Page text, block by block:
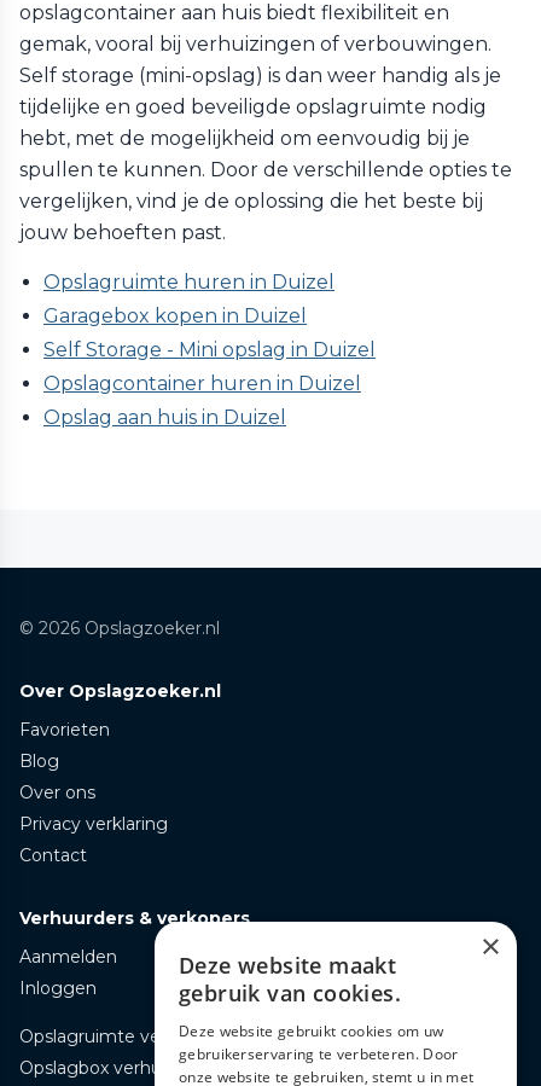
opslagcontainer aan huis biedt flexibiliteit en
gemak, vooral bij verhuizingen of verbouwingen.
Self storage (mini-opslag) is dan weer handig als je
tijdelijke en goed beveiligde opslagruimte nodig
hebt, met de mogelijkheid om eenvoudig bij je
spullen te kunnen. Door de verschillende opties te
vergelijken, vind je de oplossing die het beste bij
jouw behoeften past.
Opslagruimte huren in Duizel
Garagebox kopen in Duizel
Self Storage - Mini opslag in Duizel
Opslagcontainer huren in Duizel
Opslag aan huis in Duizel
© 2026 Opslagzoeker.nl
Over Opslagzoeker.nl
Favorieten
Blog
Over ons
Privacy verklaring
Contact
Verhuurders & verkopers
Aanmelden
Inloggen
Opslagruimte verhuren
Opslagbox verhuren
×
Deze website maakt
gebruik van cookies.
Deze website gebruikt cookies om uw
gebruikerservaring te verbeteren. Door
onze website te gebruiken, stemt u in met